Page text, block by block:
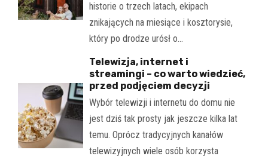
historie o trzech latach, ekipach
znikających na miesiące i kosztorysie,
który po drodze urósł o…
Telewizja, internet i
streamingi – co warto wiedzieć,
przed podjęciem decyzji
Wybór telewizji i internetu do domu nie
jest dziś tak prosty jak jeszcze kilka lat
temu. Oprócz tradycyjnych kanałów
telewizyjnych wiele osób korzysta